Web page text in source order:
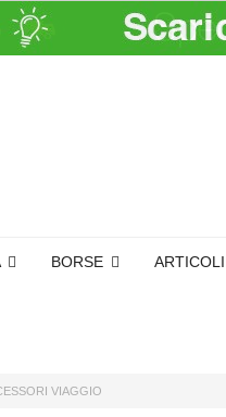
BORSE
VIAGGIO